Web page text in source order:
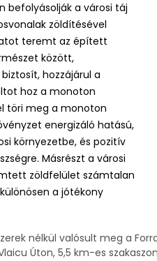
befolyásolják a városi táj
zöldítésével
teremt az épített
között,
hozzájárul a
hoz a monoton
töri meg a monoton
energizáló hatású,
környezetbe, és pozitív
Másrészt a városi
zöldfelület számtalan
a jótékony